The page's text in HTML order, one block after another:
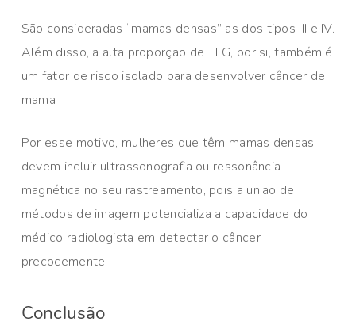
São consideradas “mamas densas” as dos tipos III e IV.
Além disso, a alta proporção de TFG, por si, também é
um fator de risco isolado para desenvolver câncer de
mama
Por esse motivo, mulheres que têm mamas densas
devem incluir ultrassonografia ou ressonância
magnética no seu rastreamento, pois a união de
métodos de imagem potencializa a capacidade do
médico radiologista em detectar o câncer
precocemente.
Conclusão